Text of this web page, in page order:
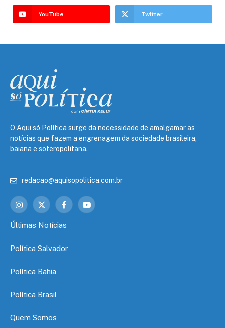
YouTube Twitter
O Aqui só Política surge da necessidade de amalgamar as
notícias que fazem a engrenagem da sociedade brasileira,
baiana e soteropolitana.
redacao@aquisopolitica.com.br
Instagram
X
FacebookYouTube
Últimas Notícias
Política Salvador
Política Bahia
Política Brasil
Quem Somos